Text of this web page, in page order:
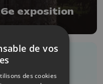
exposition
de vos
des cookies